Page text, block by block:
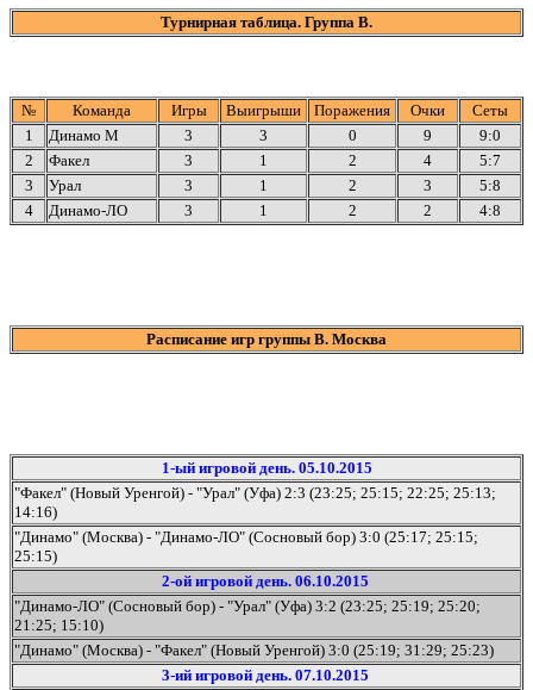
Турнирная таблица. Группа В.
№ Команда Игры Выигрыши Поражения Очки
Сеты
1
Динамо М 3 3 0 9
9:0
2
Факел 3 1 2 4
5:7
3
Урал 3 1 2 3
5:8
4
Динамо-ЛО 3 1 2 2 4:8
Расписание игр группы В. Москва
1-ый игровой день. 05.10.2015
"Факел" (Новый Уренгой) - "Урал" (Уфа) 2:3 (23:25; 25:15; 22:25; 25:13;
14:16)
"Динамо" (Москва) - "Динамо-ЛО" (Сосновый бор) 3:0 (25:17; 25:15;
25:15)
2-ой игровой день. 06.10.2015
"Динамо-ЛО" (Сосновый бор) - "Урал" (Уфа) 3:2 (23:25; 25:19; 25:20;
21:25; 15:10)
"Динамо" (Москва) - "Факел" (Новый Уренгой) 3:0 (25:19; 31:29; 25:23)
3-ий игровой день. 07.10.2015